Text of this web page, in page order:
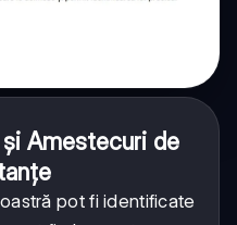
Amestecuri de
pot fi identificate